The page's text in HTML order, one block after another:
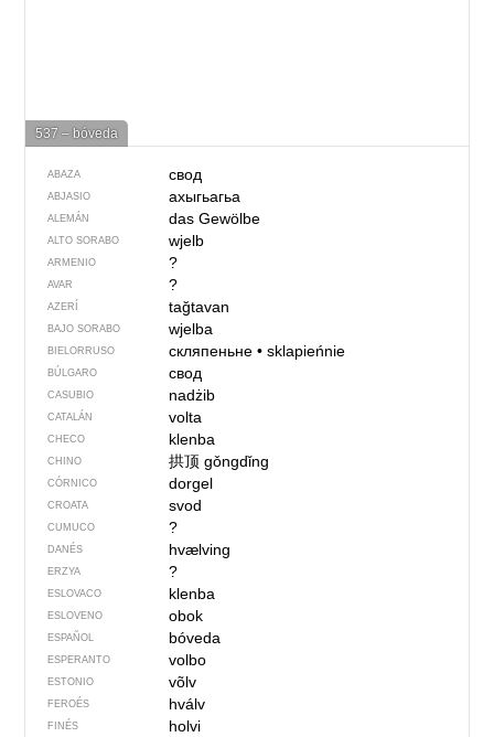
537 – bóveda
ABAZA свод
ABJASIO ахыгьагьа
ALEMÁN das Gewölbe
ALTO SORABO wjelb
ARMENIO ?
AVAR ?
AZERÍ tağtavan
BAJO SORABO wjelba
BIELORRUSO скляпеньне• sklapieńnie
BÚLGARO свод
CASUBIO nadżib
CATALÁN volta
CHECO klenba
CHINO 拱顶gǒngdǐng
CÓRNICO dorgel
CROATA svod
CUMUCO ?
DANÉS hvælving
ERZYA ?
ESLOVACO klenba
ESLOVENO obok
ESPAÑOL bóveda
ESPERANTO volbo
ESTONIO võlv
FEROÉS hválv
FINÉS holvi